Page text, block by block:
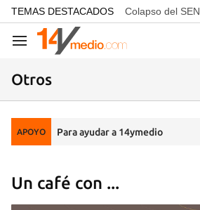
common.go-to-content
TEMAS DESTACADOS Colapso del SEN
Navegación
Otros
APOYO Para ayudar a 14ymedio
Un café con ...